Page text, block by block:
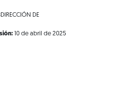
DE
10 de abril de 2025